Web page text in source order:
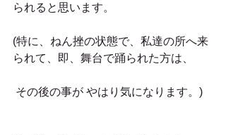
られると思います。
(特に、ねん挫の状態で、私達の所へ来
られて、即、舞台で踊られた方は、
その後の事が やはり気になります。)